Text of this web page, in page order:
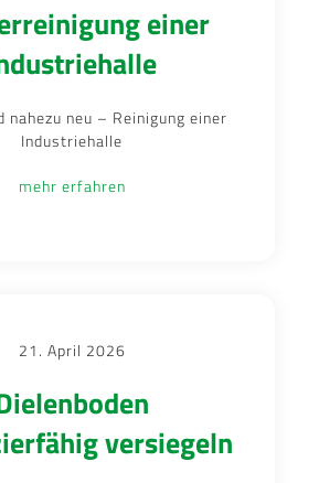
einer
nahezu neu – Reinigung einer
Industriehalle
mehr erfahren
21. April 2026
versiegeln